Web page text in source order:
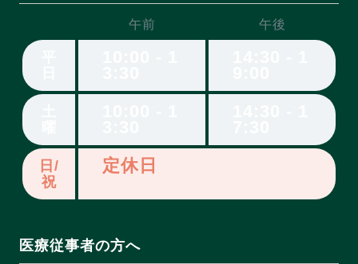
午前 午後
日/
祝
定休日
医療従事者の方へ